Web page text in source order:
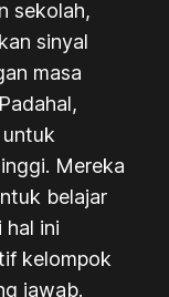
sekolah,
sinyal
masa
Mereka
belajar
hal ini
kelompok
jawab.